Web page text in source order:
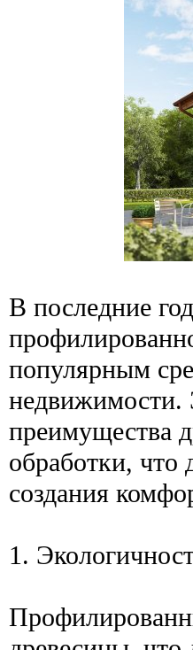
В последние
популярным
недвижимости.
преимущества
обработки, что
создания
1.